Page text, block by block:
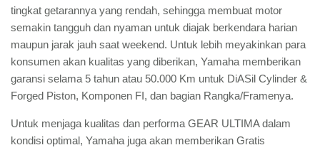
tingkat getarannya yang rendah, sehingga membuat motor
semakin tangguh dan nyaman untuk diajak berkendara harian
maupun jarak jauh saat weekend. Untuk lebih meyakinkan para
konsumen akan kualitas yang diberikan, Yamaha memberikan
garansi selama 5 tahun atau 50.000 Km untuk DiASil Cylinder &
Forged Piston, Komponen FI, dan bagian Rangka/Framenya.
Untuk menjaga kualitas dan performa GEAR ULTIMA dalam
kondisi optimal, Yamaha juga akan memberikan Gratis